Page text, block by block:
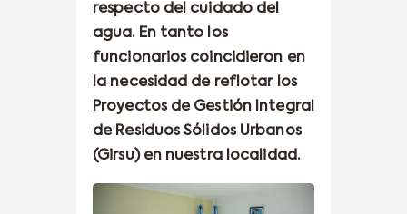
respecto del cuidado del
agua. En tanto los
funcionarios coincidieron en
la necesidad de reflotar los
Proyectos de Gestión Integral
de Residuos Sólidos Urbanos
(Girsu) en nuestra localidad.